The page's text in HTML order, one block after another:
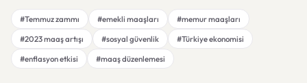
#Temmuz zammı #emekli maaşları
#memur maaşları
#2023 maaş artışı
#sosyal güvenlik
#Türkiye ekonomisi
#enflasyon etkisi
#maaş düzenlemesi